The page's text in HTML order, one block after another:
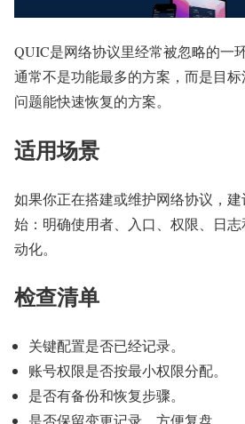
QUIC是网络协议里经常被忽略的一
通常不是功能最多的方案，而是目
问题能快速恢复的方案。
适用场景
如果你正在搭建或维护网络协议，
始：明确使用者、入口、权限、日
动化。
检查清单
关键配置是否已经记录。
账号权限是否按最小权限分配。
是否有备份和恢复步骤。